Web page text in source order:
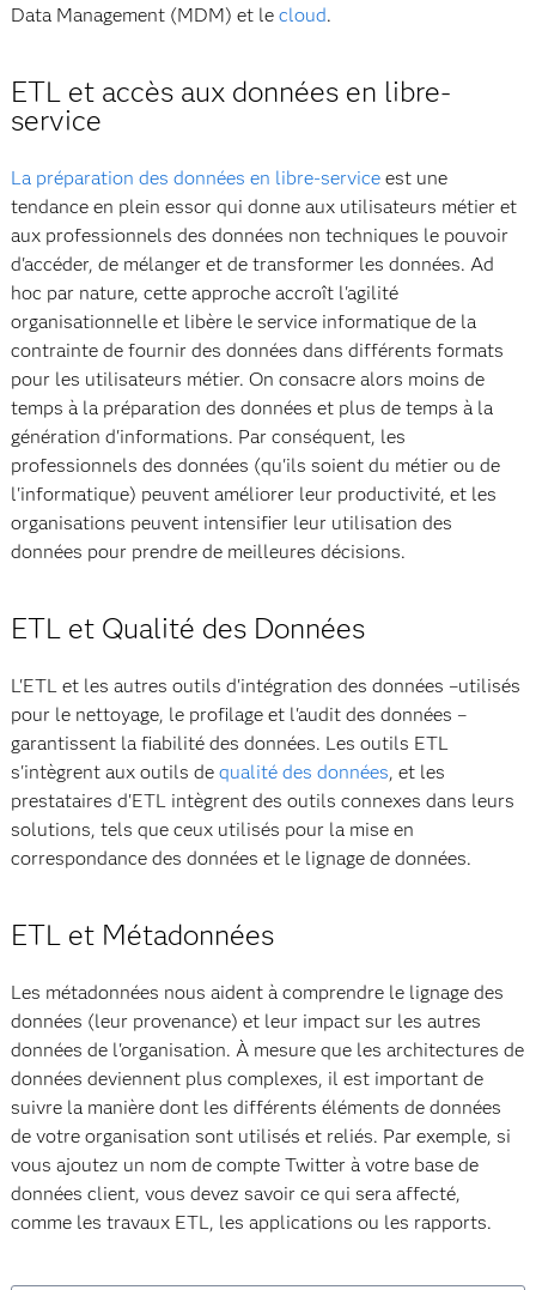
Data Management (MDM) et le cloud.
ETL et accès aux données en libre-
service
La préparation des données en libre-serviceest une
tendance en plein essor qui donne aux utilisateurs métier et
aux professionnels des données non techniques le pouvoir
d'accéder, de mélanger et de transformer les données. Ad
hoc par nature, cette approche accroît l'agilité
organisationnelle et libère le service informatique de la
contrainte de fournir des données dans différents formats
pour les utilisateurs métier. On consacre alors moins de
temps à la préparation des données et plus de temps à la
génération d'informations. Par conséquent, les
professionnels des données (qu'ils soient du métier ou de
l'informatique) peuvent améliorer leur productivité, et les
organisations peuvent intensifier leur utilisation des
données pour prendre de meilleures décisions.
ETL et Qualité des Données
L'ETL et les autres outils d'intégration des données –utilisés
pour le nettoyage, le profilage et l'audit des données –
garantissent la fiabilité des données. Les outils ETL
s'intègrent aux outils de qualité des données, et les
prestataires d'ETL intègrent des outils connexes dans leurs
solutions, tels que ceux utilisés pour la mise en
correspondance des données et le lignage de données.
ETL et Métadonnées
Les métadonnées nous aident à comprendre le lignage des
données (leur provenance) et leur impact sur les autres
données de l'organisation. À mesure que les architectures de
données deviennent plus complexes, il est important de
suivre la manière dont les différents éléments de données
de votre organisation sont utilisés et reliés. Par exemple, si
vous ajoutez un nom de compte Twitter à votre base de
données client, vous devez savoir ce qui sera affecté,
comme les travaux ETL, les applications ou les rapports.